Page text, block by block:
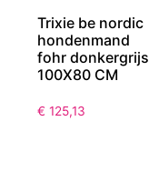
Trixie be nordic
hondenmand
fohr donkergrijs
100X80 CM
€ 125,13